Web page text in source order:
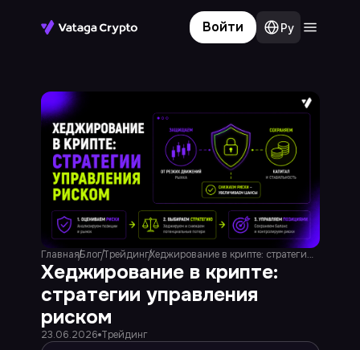
Ру
Войти
Личный кабинет
Сообщество
Блог
Новости
База знаний
Подключайтесь
ГлавнаяБлогТрейдинг Хеджирование в крипте: стратегии управления риском
Хеджирование в крипте:
стратегии управления
риском
23.06.2026 Трейдинг